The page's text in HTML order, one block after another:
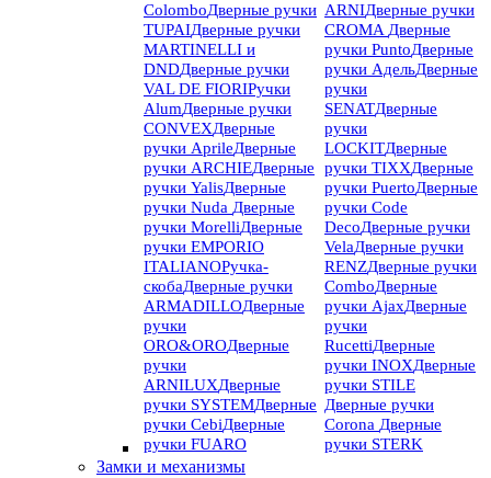
ColomboДверные ручки
TUPAIДверные ручки
MARTINELLI и
DNDДверные ручки
VAL DE FIORIРучки
AlumДверные ручки
CONVEXДверные
ручки AprileДверные
ручки ARCHIEДверные
ручки YalisДверные
ручки Nuda Дверные
ручки MorelliДверные
ручки EMPORIO
ITALIANOРучка-
скобаДверные ручки
ARMADILLOДверные
ручки
ORO&OROДверные
ручки
ARNILUXДверные
ручки SYSTEMДверные
ручки CebiДверные
ручки FUARO
ARNIДверные ручки
CROMA Дверные
ручки PuntoДверные
ручки АдельДверные
ручки
SENATДверные
ручки
LOCKITДверные
ручки TIXXДверные
ручки PuertoДверные
ручки Code
DecoДверные ручки
VelaДверные ручки
RENZДверные ручки
ComboДверные
ручки AjaxДверные
ручки
RucettiДверные
ручки INOXДверные
ручки STILE
Дверные ручки
Corona Дверные
ручки STERK
Замки и механизмы